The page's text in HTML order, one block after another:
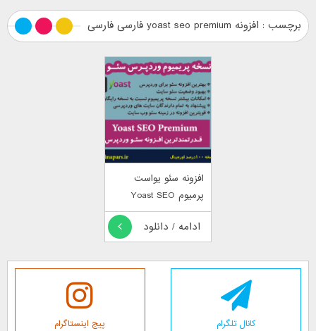
برچسب : افزونه yoast seo premium فارسی فارسی
افزونه سئو یواست
پرمیوم Yoast SEO
Premium
ادامه / دانلود
کانال تلگرام پیج اینستاگرام